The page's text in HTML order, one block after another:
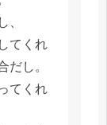
、
てくれ
だし。
てくれ